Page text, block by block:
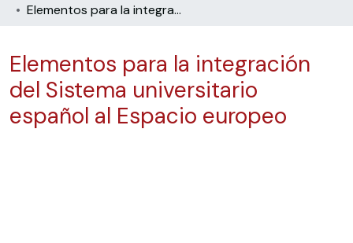
Elementos para la integración del Sistema universitario español al Espacio europeo
Elementos para la integración
del Sistema universitario
español al Espacio europeo